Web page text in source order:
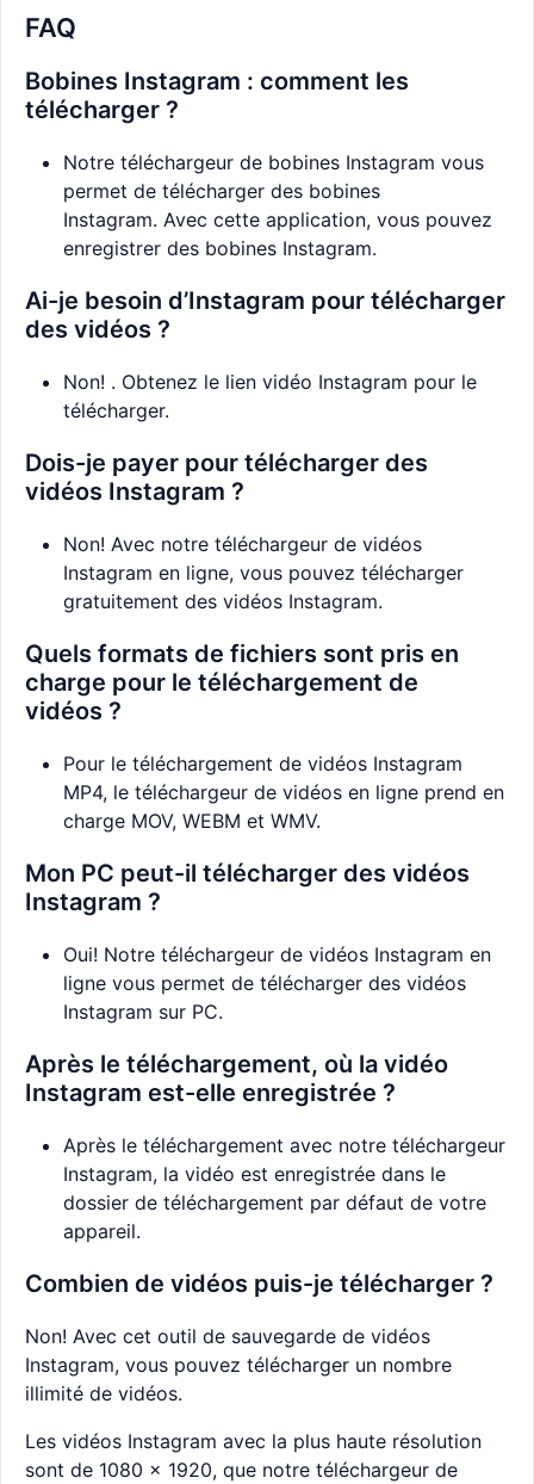
FAQ
Bobines Instagram : comment les
télécharger ?
Notre téléchargeur de bobines Instagram vous
permet de télécharger des bobines
Instagram. Avec cette application, vous pouvez
enregistrer des bobines Instagram.
Ai-je besoin d’Instagram pour télécharger
des vidéos ?
Non! . Obtenez le lien vidéo Instagram pour le
télécharger.
Dois-je payer pour télécharger des
vidéos Instagram ?
Non! Avec notre téléchargeur de vidéos
Instagram en ligne, vous pouvez télécharger
gratuitement des vidéos Instagram.
Quels formats de fichiers sont pris en
charge pour le téléchargement de
vidéos ?
Pour le téléchargement de vidéos Instagram
MP4, le téléchargeur de vidéos en ligne prend en
charge MOV, WEBM et WMV.
Mon PC peut-il télécharger des vidéos
Instagram ?
Oui! Notre téléchargeur de vidéos Instagram en
ligne vous permet de télécharger des vidéos
Instagram sur PC.
Après le téléchargement, où la vidéo
Instagram est-elle enregistrée ?
Après le téléchargement avec notre téléchargeur
Instagram, la vidéo est enregistrée dans le
dossier de téléchargement par défaut de votre
appareil.
Combien de vidéos puis-je télécharger ?
Non! Avec cet outil de sauvegarde de vidéos
Instagram, vous pouvez télécharger un nombre
illimité de vidéos.
Les vidéos Instagram avec la plus haute résolution
sont de 1080 x 1920, que notre téléchargeur de